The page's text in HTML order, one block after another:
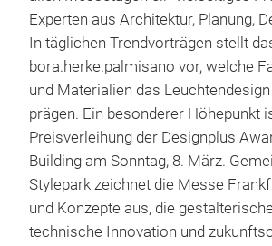
Experten aus Architektur, Planung,
In täglichen Trendvorträgen stellt
bora.herke.palmisano vor, welche
und Materialien das
prägen. Ein besonderer Höhepunkt
Preisverleihung der Designplus
Building am Sonntag, 8. März.
Stylepark zeichnet die Messe
und Konzepte aus, die
technische Innovation und